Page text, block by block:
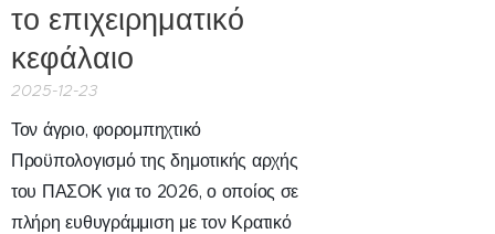
το επιχειρηματικό
κεφάλαιο
2025-12-23
Τον άγριο, φορομπηχτικό
Προϋπολογισμό της δημοτικής αρχής
του ΠΑΣΟΚ για το 2026, ο οποίος σε
πλήρη ευθυγράμμιση με τον Κρατικό